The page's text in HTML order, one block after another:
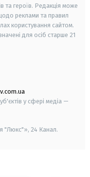
та героїв. Редакція може
реклами та правил
користування сайтом.
для осіб старше 21
у сфері медіа —
"Люкс"», 24 Канал.